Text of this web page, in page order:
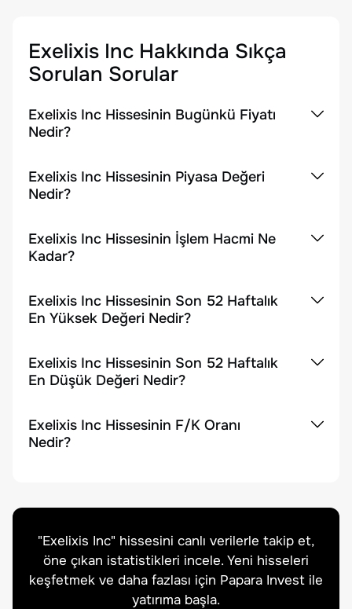
Exelixis Inc Hakkında Sıkça
Sorulan Sorular
Exelixis Inc Hissesinin Bugünkü Fiyatı
Nedir?
Exelixis Inc Hissesinin Piyasa Değeri
Nedir?
Exelixis Inc Hissesinin İşlem Hacmi Ne
Kadar?
Exelixis Inc Hissesinin Son 52 Haftalık
En Yüksek Değeri Nedir?
Exelixis Inc Hissesinin Son 52 Haftalık
En Düşük Değeri Nedir?
Exelixis Inc Hissesinin F/K Oranı
Nedir?
"Exelixis Inc" hissesini canlı verilerle takip et,
öne çıkan istatistikleri incele. Yeni hisseleri
keşfetmek ve daha fazlası için Papara Invest ile
yatırıma başla.